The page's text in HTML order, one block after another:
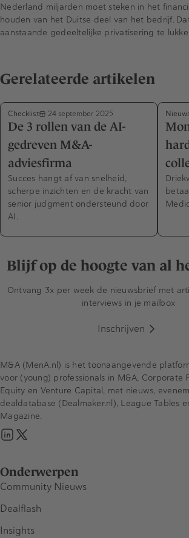
Nederland miljarden moet steken in het
houden van het Duitse deel van het bedrijf.
aanstaande gedeeltelijke privatisering te
Gerelateerde artikelen
Checklist 24 september 2025
De 3 rollen van de AI-
gedreven M&A-
adviesfirma
Succes hangt af van snelheid,
scherpe inzichten en de kracht van
senior judgment ondersteund door
AI.
Blijf op de hoogte van al
Ontvang 3x per week de nieuwsbrief met
interviews in je mailbox
Inschrijven
Onderwerpen
Community Nieuws
Dealflash
Insights
M&A (MenA.nl) is het toonaangevende
voor (young) professionals in M&A, Corporate
Equity en Venture Capital, met nieuws,
dealdatabase (Dealmaker.nl), League Tables
Magazine.